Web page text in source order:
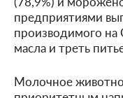
предприятиями
производимого на
масла и треть
Молочное